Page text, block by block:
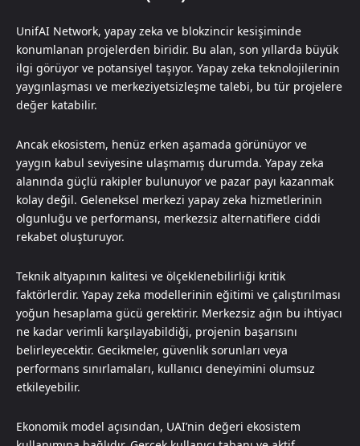
UnifAI Network, yapay zeka ve blokzincir kesişiminde
konumlanan projelerden biridir. Bu alan, son yıllarda büyük
ilgi görüyor ve potansiyel taşıyor. Yapay zeka teknolojilerinin
yaygınlaşması ve merkeziyetsizleşme talebi, bu tür projelere
değer katabilir.
Ancak ekosistem, henüz erken aşamada görünüyor ve
yaygın kabul seviyesine ulaşmamış durumda. Yapay zeka
alanında güçlü rakipler bulunuyor ve pazar payı kazanmak
kolay değil. Geleneksel merkezi yapay zeka hizmetlerinin
olgunluğu ve performansı, merkezsiz alternatiflere ciddi
rekabet oluşturuyor.
Teknik altyapının kalitesi ve ölçeklenebilirliği kritik
faktörlerdir. Yapay zeka modellerinin eğitimi ve çalıştırılması
yoğun hesaplama gücü gerektirir. Merkezsiz ağın bu ihtiyacı
ne kadar verimli karşılayabildiği, projenin başarısını
belirleyecektir. Gecikmeler, güvenlik sorunları veya
performans sınırlamaları, kullanıcı deneyimini olumsuz
etkileyebilir.
Ekonomik model açısından, UAI’nin değeri ekosistem